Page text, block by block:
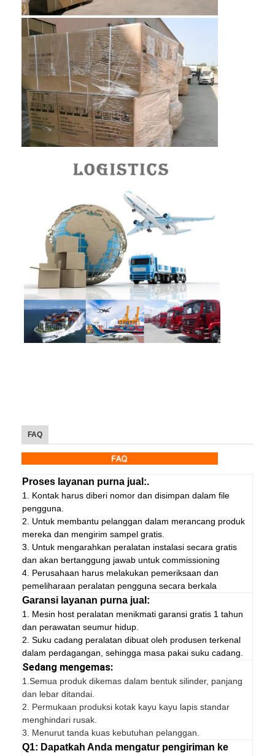
FAQ
Proses layanan purna jual:.
1. Kontak harus diberi nomor dan disimpan dalam file
pengguna.
2. Untuk membantu pelanggan dalam merancang produk
mereka dan mengirim sampel gratis.
3. Untuk mengarahkan peralatan instalasi secara gratis
dan akan bertanggung jawab untuk commissioning
4. Perusahaan harus melakukan pemeriksaan dan
pemeliharaan peralatan pengguna secara berkala
Garansi layanan purna jual:
1. Mesin host peralatan menikmati garansi gratis 1 tahun
dan perawatan seumur hidup.
2. Suku cadang peralatan dibuat oleh produsen terkenal
dalam perdagangan, sehingga masa pakai suku cadang.
Sedang mengemas:
1.Semua produk dikemas dalam bentuk silinder, panjang
dan lebar ditandai.
2. Permukaan produksi kotak kayu kayu lapis standar
menghindari rusak.
3. Menurut tanda kuas kebutuhan pelanggan.
Q1: Dapatkah Anda mengatur pengiriman ke